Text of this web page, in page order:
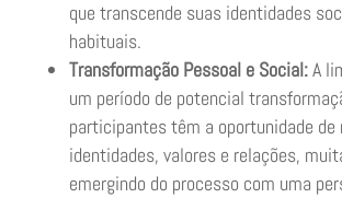
que transcende suas identidades
habituais.
Transformação Pessoal e Social:A
um período de potencial
participantes têm a oportunidade de
identidades, valores e relações,
emergindo do processo com uma